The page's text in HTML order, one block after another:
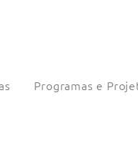
Programas e